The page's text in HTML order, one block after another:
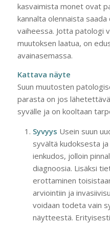
kasvaimista monet ovat
kannalta olennaista
vaiheessa. Jotta patologi
muutoksen laatua, on
avainasemassa.
Kattava näyte
Suun muutosten
parasta on jos
syvälle ja on kooltaan
Syvyys Usein suun
syvältä kudoksesta
ienkudos, jolloin
diagnoosia. Lisäksi
erottaminen
arviointiin ja
voidaan todeta vain
näytteestä.